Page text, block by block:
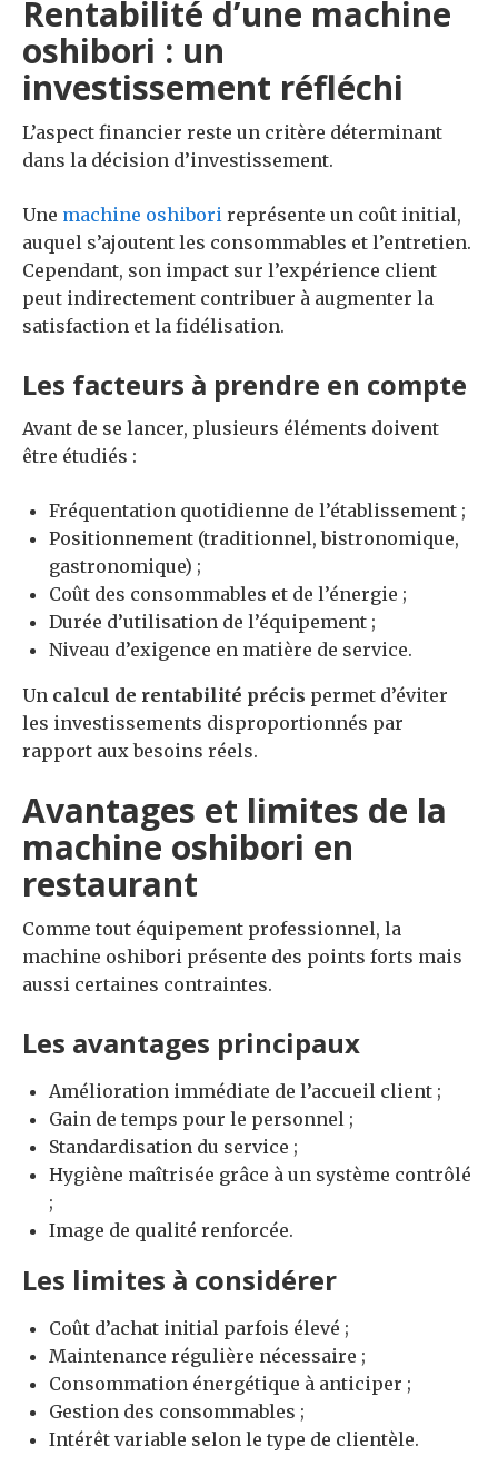
Rentabilité d’une machine
oshibori : un
investissement réfléchi
L’aspect financier reste un critère déterminant
dans la décision d’investissement.
Une machine oshibori représente un coût initial,
auquel s’ajoutent les consommables et l’entretien.
Cependant, son impact sur l’expérience client
peut indirectement contribuer à augmenter la
satisfaction et la fidélisation.
Les facteurs à prendre en compte
Avant de se lancer, plusieurs éléments doivent
être étudiés :
Fréquentation quotidienne de l’établissement ;
Positionnement (traditionnel, bistronomique,
gastronomique) ;
Coût des consommables et de l’énergie ;
Durée d’utilisation de l’équipement ;
Niveau d’exigence en matière de service.
Un calcul de rentabilité précis permet d’éviter
les investissements disproportionnés par
rapport aux besoins réels.
Avantages et limites de la
machine oshibori en
restaurant
Comme tout équipement professionnel, la
machine oshibori présente des points forts mais
aussi certaines contraintes.
Les avantages principaux
Amélioration immédiate de l’accueil client ;
Gain de temps pour le personnel ;
Standardisation du service ;
Hygiène maîtrisée grâce à un système contrôlé
;
Image de qualité renforcée.
Les limites à considérer
Coût d’achat initial parfois élevé ;
Maintenance régulière nécessaire ;
Consommation énergétique à anticiper ;
Gestion des consommables ;
Intérêt variable selon le type de clientèle.